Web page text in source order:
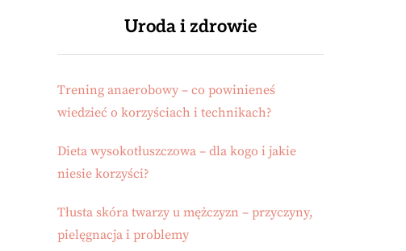
Uroda i zdrowie
Trening anaerobowy – co powinieneś
wiedzieć o korzyściach i technikach?
Dieta wysokotłuszczowa – dla kogo i jakie
niesie korzyści?
Tłusta skóra twarzy u mężczyzn – przyczyny,
pielęgnacja i problemy